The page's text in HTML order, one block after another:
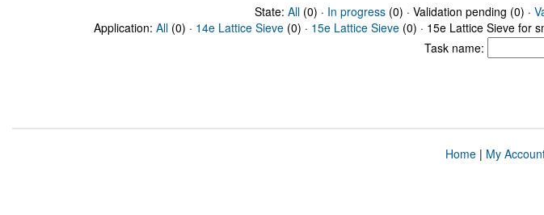
State: All(0) · In progress(0) · Validation pending (0) ·
Application: All (0) · 14e Lattice Sieve (0) · 15e Lattice Sieve (0) · 15e Lattice Sieve for
Task name:
Home| My